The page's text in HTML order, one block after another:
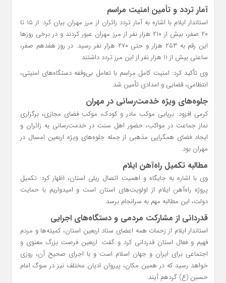
آمار تردد و تأمین امنیت مراسم
استاندار ایلام با اشاره به آمار تردد زائران از مرز مهران بیان کرد: از ۱۵ تا
۲۰ صفر، بیش از ۲۱۰ هزار نفر از مرز مهران عبور کردند و در برخی روزها
این رقم به ۲۵۳ هزار و حتی ۲۷۰ هزار نفر رسید. در روز هفدهم صفر،
ساعتی بیش از ۱۱ هزار نفر از این مرز تردد داشتند.
وی تأکید کرد: امنیت کامل مراسم با تعامل بی‌وقفه دستگاه‌های امنیتی،
انتظامی، قضایی و امدادی تأمین شد.
جلوه‌های ویژه خدمت‌رسانی در مهران
کرمی افزود: برپایی موکب مادر و کودک، موکب فضای مجازی، برگزاری
نماز جماعت در مواکب، حضور اهل سنت در خدمت‌رسانی به زائران و
ایجاد فضای همگرایی مذهبی از جمله جلوه‌های ویژه اربعین امسال در
مهران بود.
مطالبه تکمیل راه‌آهن ایلام
وی با اشاره به جایگاه و اهمیت اتصال ریلی استان، اظهار کرد: تکمیل
پروژه راه‌آهن ایلام از اولویت‌های استان است و امیدواریم با حمایت
دولت، این مطالبه مهم به سرانجام برسد.
قدردانی از مشارکت مردمی و دستگاه‌های اجرایی
استاندار ایلام از زحمات همه اعضای ستاد اربعین استان، کمیته‌ها و مردم
فهیم و فعال استان قدردانی کرد و گفت: اربعین فرصت بزرگ معنوی و
اجتماعی برای ایران و جهان اسلام است و با اجرای صحیح آن، روزی
خواهد رسید که در همین مکان، پیروان ادیان مختلف نیز در سوگ امام
حسین (ع) گردهم آیند.